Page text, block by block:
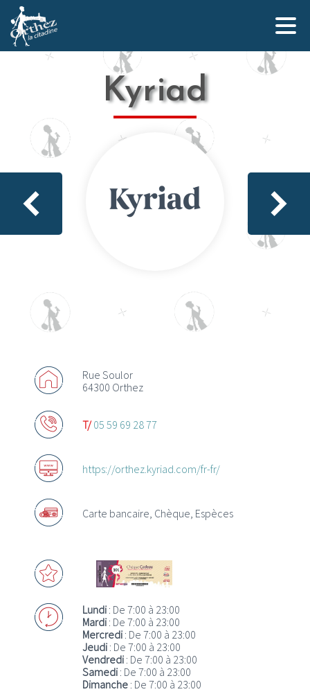
Qui sommes-nous ?
L’équipe Orthez la Citadine
Nos partenaires
Actualités
Promotions
Offres d’emploi
Acheter des chèques Cadeaux
Où utiliser les Chèques Cadeaux ?
Où utiliser ma Carte Privilège ?
Kyriad
Rue Soulor
64300 Orthez
T/05 59 69 28 77
https://orthez.kyriad.com/fr-fr/
Carte bancaire, Chèque, Espèces
Lundi: De 7:00 à 23:00
Mardi: De 7:00 à 23:00
Mercredi: De 7:00 à 23:00
Jeudi: De 7:00 à 23:00
Vendredi: De 7:00 à 23:00
Samedi: De 7:00 à 23:00
Dimanche: De 7:00 à 23:00